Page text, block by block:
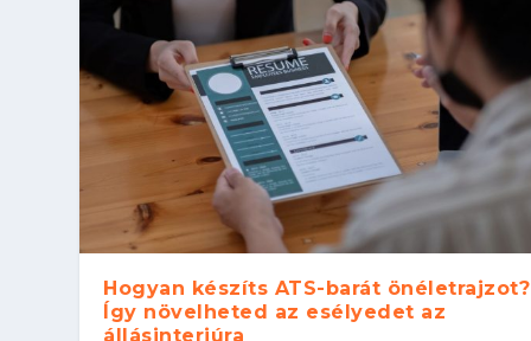
Hogyan készíts ATS-barát önéletrajzot?
Így növelheted az esélyedet az
állásinterjúra